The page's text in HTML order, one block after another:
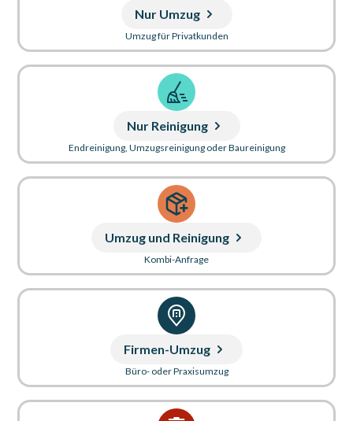
Nur Umzug
Umzug für Privatkunden
Nur Reinigung
Endreinigung, Umzugsreinigung oder Baureinigung
Umzug und Reinigung
Kombi-Anfrage
Firmen-Umzug
Büro- oder Praxisumzug